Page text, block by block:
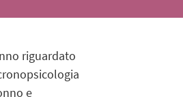
riguardato
e